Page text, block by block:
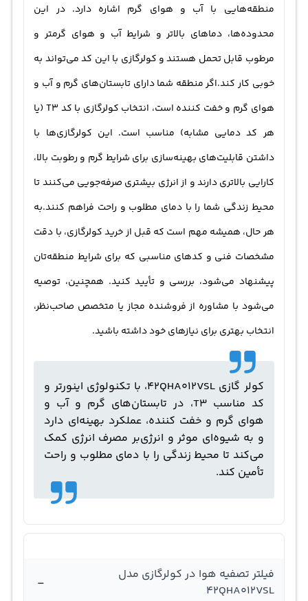
منطقه‌هایی با آب و هوای گرم اشاره دارد. در این
محدوده‌ها، دماهای بالاتر و شرایط آب و هوای گرمتر و
مرطوب قابل تحمل هستند و کولرگازی با این کد می‌تواند به
خوبی کار کند.اگر منطقه شما دارای تابستان‌های گرم و آب و
هوای گرم و خفت کننده است، انتخاب کولرگازی با کد T3 (یا
هر کد دمایی مشابه) مناسب است. این کولرگازی‌ها با
داشتن قابلیت‌های بهینه‌سازی برای شرایط گرم و رطوبت بالا،
کارایی بالاتری دارند و از انرژی بیشتری صرفه‌جویی می‌کنند تا
محیط زندگی شما را با دمای مطلوب و راحت فراهم کنند.به
هر حال، همیشه مهم است که قبل از خرید کولرگازی، با دقت
مشخصات فنی و کدهای مناسبی که برای شرایط منطقه‌تان
پیشنهاد می‌شود، بررسی و تأیید کنید. همچنین، توصیه
می‌شود با مشاوره از فروشنده مجاز یا متخصص صاحب‌نظر،
انتخاب بهتری برای نیازهای خود داشته باشید.
کولر گازی 42QHA012VSL، با تکنولوژی اینورتر و
کد مناسب T3، در تابستان‌های گرم و آب و
هوای گرم و خفت کننده، عملکرد بهینه‌ای دارد
و به شیوه‌ای موثر و انرژی‌بر مصرف انرژی کمک
می‌کند تا محیط زندگی را با دمای مطلوب و راحت
تأمین کند.
فیلتر تصفیه هوا در کولرگازی مدل
42QHA012VSL
-